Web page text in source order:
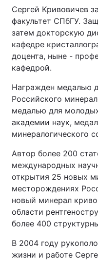
Сергей Кривовичев
факультет СПбГУ.
затем докторскую
кафедре
доцента, ныне -
кафедрой.
Награжден медалью
Российского
медалью для
академии наук,
минералогического
Автор более 200
международных
открытия 25 новых
месторождениях
новый минерал
области
более 400
В 2004 году
жизни и работе